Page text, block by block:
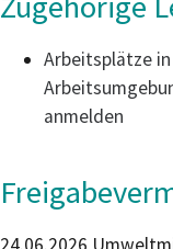
Arbeitsplätze
anmelden